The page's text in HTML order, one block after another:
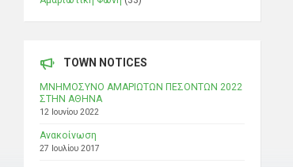
TOWN NOTICES
ΜΝΗΜΟΣΥΝΟ ΑΜΑΡΙΩΤΩΝ ΠΕΣΟΝΤΩΝ 2022
ΣΤΗΝ ΑΘΗΝΑ
12 Ιουνίου 2022
Ανακοίνωση
27 Ιουλίου 2017